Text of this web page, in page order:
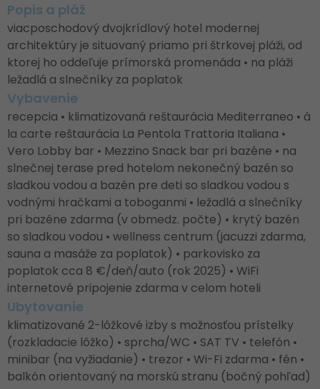
Popis a pláž
viacposchodový dvojkrídlový hotel modernej
architektúry je situovaný priamo pri štrkovej pláži, od
ktorej ho oddeľuje prímorská promenáda • na pláži
ležadlá a slnečníky za poplatok
Vybavenie
recepcia • klimatizovaná reštaurácia Mediterraneo • à
la carte reštaurácia La Pentola Trattoria Italiana •
Vero Lobby bar • Mezzino Snack bar pri bazéne • na
slnečnej terase pred hotelom nekonečný bazén so
sladkou vodou a bazén pre deti so sladkou vodou s
vodnými hračkami a toboganmi • ležadlá a slnečníky
pri bazéne zdarma (v obmedz. počte) • krytý bazén
so sladkou vodou • wellness centrum (jacuzzi zdarma,
sauna a masáže za poplatok) • parkovisko za
poplatok cca 8 €/deň/auto (rok 2025) • WiFi
internetové pripojenie zdarma v celom hoteli
Ubytovanie
klimatizované 2-lôžkové izby s možnosťou prístelky
(rozkladacie lôžko) • sprcha/WC • SAT TV • telefón •
minibar (na vyžiadanie) • trezor • Wi-Fi zdarma • fén •
balkón orientovaný na morskú stranu (bočný pohľad)